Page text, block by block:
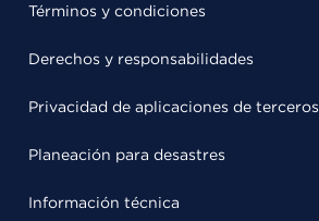
Términos y condiciones
Derechos y responsabilidades
Privacidad de aplicaciones de terceros
Planeación para desastres
Información técnica